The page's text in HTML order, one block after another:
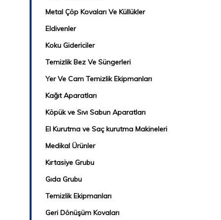
Metal Çöp Kovaları Ve Küllükler
Eldivenler
Koku Gidericiler
Temizlik Bez Ve Süngerleri
Yer Ve Cam Temizlik Ekipmanları
Kağıt Aparatları
Köpük ve Sıvı Sabun Aparatları
El Kurutma ve Saç kurutma Makineleri
Medikal Ürünler
Kırtasiye Grubu
Gıda Grubu
Temizlik Ekipmanları
Geri Dönüşüm Kovaları